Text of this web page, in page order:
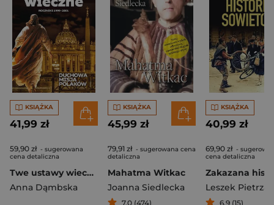
KSIĄŻKA
41,99 zł
59,90 zł - sugerowana
cena detaliczna
Twe ustawy wieczne
Anna Dąmbska
KSIĄŻKA
45,99 zł
79,91 zł - sugerowana cena
detaliczna
Mahatma Witkac
Joanna Siedlecka
7,0 (474)
KSIĄŻKA
40,99 zł
69,90 zł -
cena detaliczna
Leszek Pietrzak
6,9 (15)